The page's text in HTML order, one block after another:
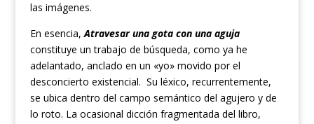
las imágenes.
En esencia,Atravesar una gota con una aguja
constituye un trabajo de búsqueda, como ya he
adelantado, anclado en un «yo» movido por el
desconcierto existencial. Su léxico, recurrentemente,
se ubica dentro del campo semántico del agujero y de
lo roto. La ocasional dicción fragmentada del libro,